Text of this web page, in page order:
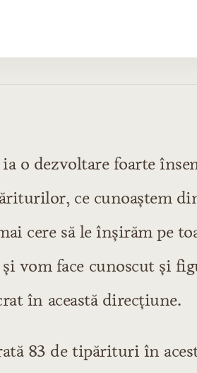
o dezvoltare foarte
ce cunoaştem
cere să le înşirăm pe
vom face cunoscut şi
în această direcţiune.
83 de tipărituri în